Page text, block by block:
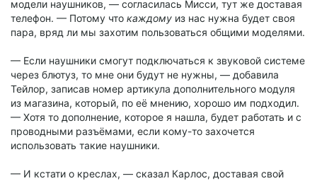
модели наушников, — согласилась Мисси, тут же доставая
телефон. — Потому что каждому из нас нужна будет своя
пара, вряд ли мы захотим пользоваться общими моделями.
— Если наушники смогут подключаться к звуковой системе
через блютуз, то мне они будут не нужны, — добавила
Тейлор, записав номер артикула дополнительного модуля
из магазина, который, по её мнению, хорошо им подходил.
— Хотя то дополнение, которое я нашла, будет работать и с
проводными разъёмами, если кому-то захочется
использовать такие наушники.
— И кстати о креслах, — сказал Карлос, доставая свой